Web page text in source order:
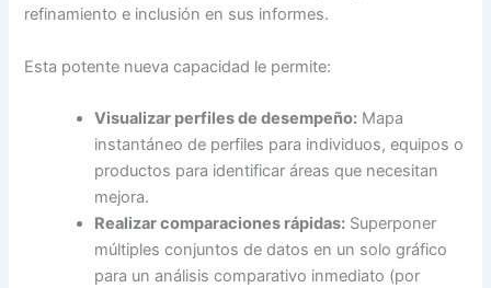
refinamiento e inclusión en sus informes.
Esta potente nueva capacidad le permite:
Visualizar perfiles de desempeño: Mapa
instantáneo de perfiles para individuos, equipos o
productos para identificar áreas que necesitan
mejora.
Realizar comparaciones rápidas: Superponer
múltiples conjuntos de datos en un solo gráfico
para un análisis comparativo inmediato (por